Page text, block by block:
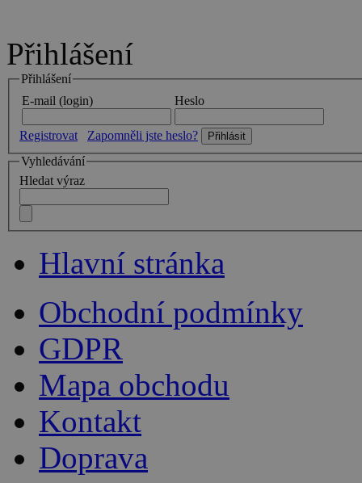
Přihlášení
Přihlášení
E-mail (login)
Heslo
Registrovat
Zapomněli jste heslo?
Vyhledávání
Hledat výraz
Hlavní stránka
Obchodní podmínky
GDPR
Mapa obchodu
Kontakt
Doprava